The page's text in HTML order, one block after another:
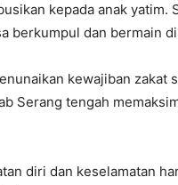
kepada anak yatim.
berkumpul dan bermain
kewajiban zakat
Serang tengah
diri dan keselamatan